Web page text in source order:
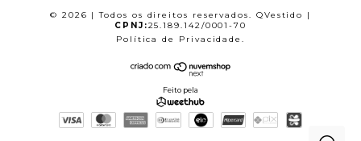
© 2026 | Todos os direitos reservados. QVestido |
CPNJ:25.189.142/0001-70
Política de Privacidade.
Feito pela